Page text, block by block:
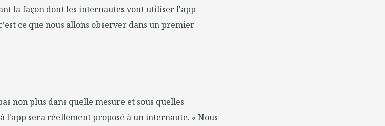
la façon dont les internautes vont utiliser l'app
ce que nous allons observer dans un premier
non plus dans quelle mesure et sous quelles
l'app sera réellement proposé à un internaute. « Nous